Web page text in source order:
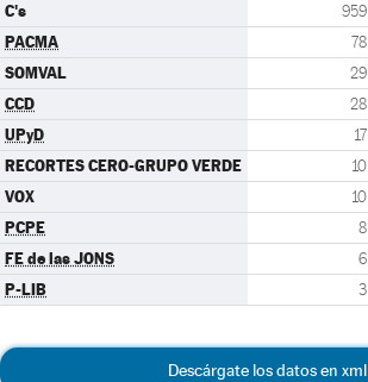
C's 959
PACMA 78
SOMVAL 29
CCD 28
UPyD 17
RECORTES CERO-GRUPO VERDE 10
VOX 10
PCPE 8
FE de las JONS 6
P-LIB 3
Descárgate los datos en xml